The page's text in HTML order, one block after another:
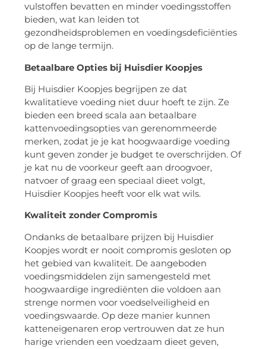
vulstoffen bevatten en minder voedingsstoffen
bieden, wat kan leiden tot
gezondheidsproblemen en voedingsdeficiënties
op de lange termijn.
Betaalbare Opties bij Huisdier Koopjes
Bij Huisdier Koopjes begrijpen ze dat
kwalitatieve voeding niet duur hoeft te zijn. Ze
bieden een breed scala aan betaalbare
kattenvoedingsopties van gerenommeerde
merken, zodat je je kat hoogwaardige voeding
kunt geven zonder je budget te overschrijden. Of
je kat nu de voorkeur geeft aan droogvoer,
natvoer of graag een speciaal dieet volgt,
Huisdier Koopjes heeft voor elk wat wils.
Kwaliteit zonder Compromis
Ondanks de betaalbare prijzen bij Huisdier
Koopjes wordt er nooit compromis gesloten op
het gebied van kwaliteit. De aangeboden
voedingsmiddelen zijn samengesteld met
hoogwaardige ingrediënten die voldoen aan
strenge normen voor voedselveiligheid en
voedingswaarde. Op deze manier kunnen
katteneigenaren erop vertrouwen dat ze hun
harige vrienden een voedzaam dieet geven,